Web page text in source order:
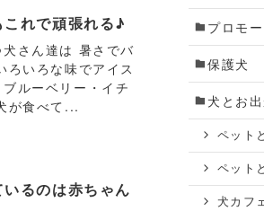
れで頑張れる♪
さん達は 暑さでバ
いろな味でアイス
ルーベリー・イチ
が食べて...
るのは赤ちゃん
プロモ
保護犬
犬とお
ペット
ペット
犬カフ